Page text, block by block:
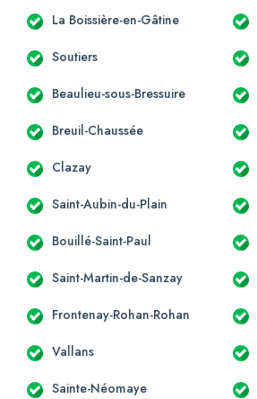
La Boissière-en-Gâtine
Soutiers
Beaulieu-sous-Bressuire
Breuil-Chaussée
Clazay
Saint-Aubin-du-Plain
Bouillé-Saint-Paul
Saint-Martin-de-Sanzay
Frontenay-Rohan-Rohan
Vallans
Sainte-Néomaye